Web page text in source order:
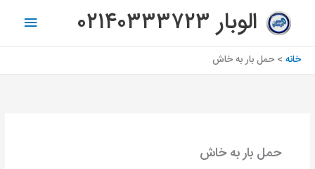
محتوا
الوبار ۰۲۱۴۰۳۳۳۷۲۳
اصلی
خانه حمل بار به خاش
حمل بار به خاش